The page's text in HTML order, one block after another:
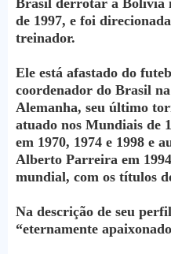
de 1997, e foi
treinador.
Ele está afastado do
coordenador do Brasil
Alemanha, seu último
atuado nos Mundiais de
em 1970, 1974 e 1998 e
Alberto Parreira em
mundial, com os títulos
Na descrição de seu
“eternamente